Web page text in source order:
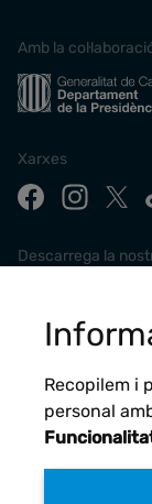
Amb la
Xarxes
Descarrega la
Recopilem i
personal